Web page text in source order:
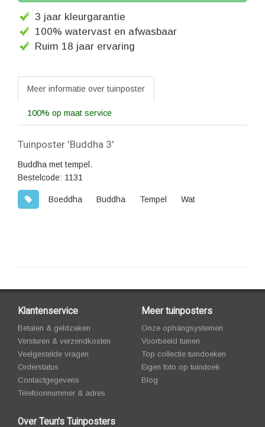
3 jaar kleurgarantie
100% watervast en afwasbaar
Ruim 18 jaar ervaring
Meer informatie over tuinposter
100% op maat service
Tuinposter 'Buddha 3'
Buddha met tempel.
Bestelcode: 1131
Boeddha Buddha Tempel Wat
Klantenservice
Betalen & geldzaken
Versturen & verzendkosten
Veelgestelde vragen
Orderstatus
Contactgegevens
Telefoonnummer & adres
Meer tuinposters
Onze ophangsystemen
Voorbeeld tuinen
Top collectie tuindoeken
Eigen foto op tuindoek
Blog
Over Teun's Tuinposters